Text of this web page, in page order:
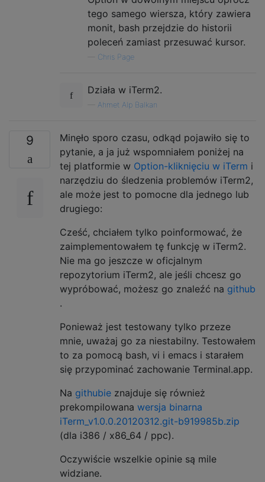
tego samego wiersza, który zawiera
monit, bash przejdzie do historii
poleceń zamiast przesuwać kursor.
Chris Page
Działa w iTerm2.
Ahmet Alp Balkan
9
Minęło sporo czasu, odkąd pojawiło się to
pytanie, a ja już wspomniałem poniżej na
tej platformie w Option-kliknięciu w iTerm i
narzędziu do śledzenia problemów iTerm2,
ale może jest to pomocne dla jednego lub
drugiego:
Cześć, chciałem tylko poinformować, że
zaimplementowałem tę funkcję w iTerm2.
Nie ma go jeszcze w oficjalnym
repozytorium iTerm2, ale jeśli chcesz go
wypróbować, możesz go znaleźć na github
.
Ponieważ jest testowany tylko przeze
mnie, uważaj go za niestabilny. Testowałem
to za pomocą bash, vi i emacs i starałem
się przypominać zachowanie Terminal.app.
Na githubie znajduje się również
prekompilowana wersja binarna
iTerm_v1.0.0.20120312.git-b919985b.zip
(dla i386 / x86_64 / ppc).
Oczywiście wszelkie opinie są mile
widziane.